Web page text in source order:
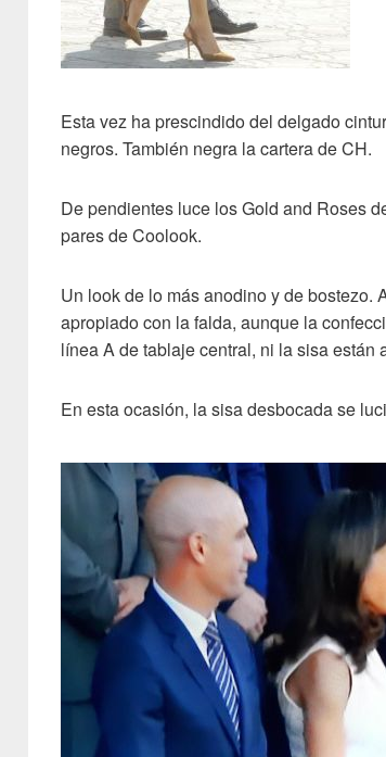
Esta vez ha prescindido del delgado
negros. También negra la cartera de CH.
De pendientes luce los Gold and Roses
pares de Coolook.
Un look de lo más anodino y de bostezo.
apropiado con la falda, aunque la
línea A de tablaje central, ni la sisa están
En esta ocasión, la sisa desbocada se